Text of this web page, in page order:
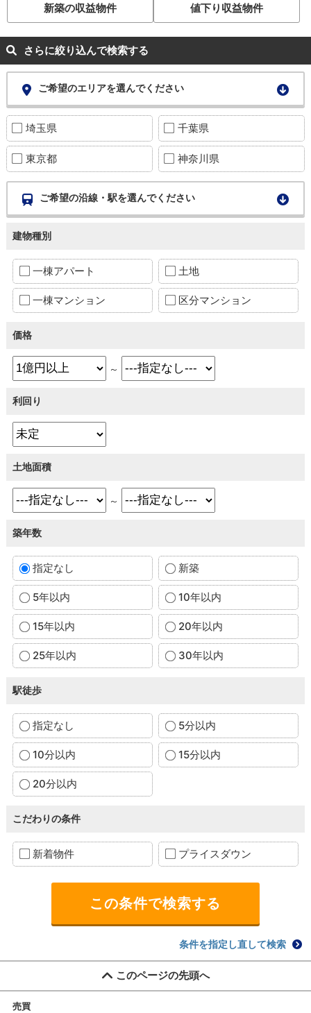
新築の収益物件 値下り収益物件
さらに絞り込んで検索する
ご希望のエリアを選んでください
埼玉県 千葉県
東京都 神奈川県
ご希望の沿線・駅を選んでください
建物種別
一棟アパート 土地
一棟マンション 区分マンション
価格
～
利回り
土地面積
～
築年数
指定なし 新築
5年以内 10年以内
15年以内 20年以内
25年以内 30年以内
駅徒歩
指定なし 5分以内
10分以内 15分以内
20分以内
こだわりの条件
新着物件 プライスダウン
条件を指定し直して検索
このページの先頭へ
売買